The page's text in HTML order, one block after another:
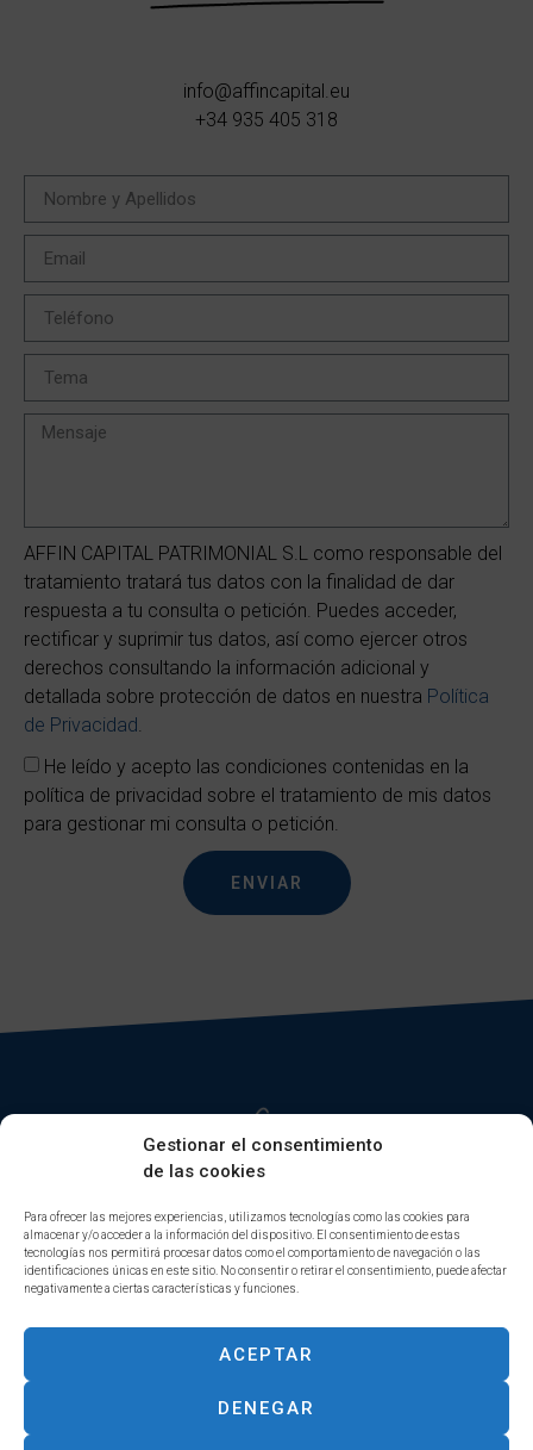
Gestionar el consentimiento
de las cookies
Para ofrecer las mejores experiencias, utilizamos tecnologías como las cookies para
almacenar y/o acceder a la información del dispositivo. El consentimiento de estas
tecnologías nos permitirá procesar datos como el comportamiento de navegación o las
identificaciones únicas en este sitio. No consentir o retirar el consentimiento, puede afectar
negativamente a ciertas características y funciones.
ACEPTAR
DENEGAR
info@affincapital.eu
+34 935 405 318
AFFIN CAPITAL PATRIMONIAL S.L como responsable del
tratamiento tratará tus datos con la finalidad de dar
respuesta a tu consulta o petición. Puedes acceder,
rectificar y suprimir tus datos, así como ejercer otros
derechos consultando la información adicional y
detallada sobre protección de datos en nuestra Política
de Privacidad.
He leído y acepto las condiciones contenidas en la
política de privacidad sobre el tratamiento de mis datos
para gestionar mi consulta o petición.
ENVIAR
INICIO
DIGITAL ASSETS
FINANZAS CORPORATIVAS
GESTIÓN PATRIMONIAL